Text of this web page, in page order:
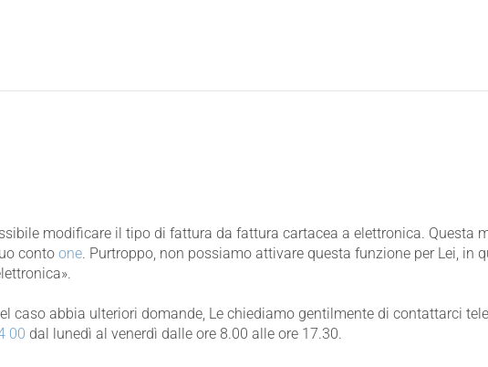
modificare il tipo di fattura da fattura cartacea a elettronica. Questa
conto one. Purtroppo, non possiamo attivare questa funzione per Lei, in
caso abbia ulteriori domande, Le chiediamo gentilmente di contattarci
00 dal lunedì al venerdì dalle ore 8.00 alle ore 17.30.